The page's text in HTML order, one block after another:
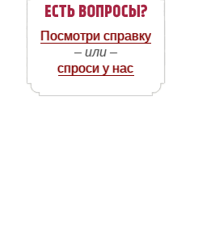
Посмотри справку
– или –
спроси у нас